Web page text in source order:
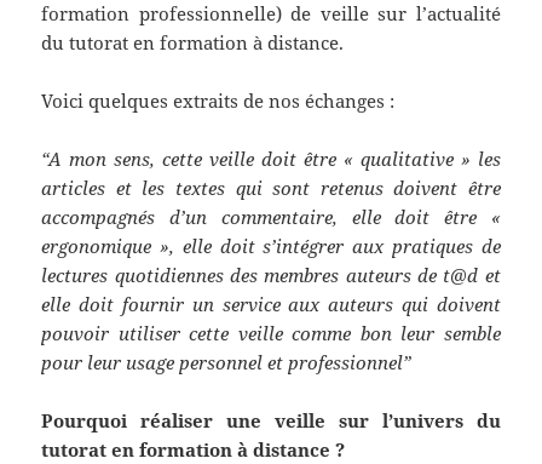
formation professionnelle) de veille sur l’actualité
du tutorat en formation à distance.
Voici quelques extraits de nos échanges :
“A mon sens, cette veille doit être « qualitative » les
articles et les textes qui sont retenus doivent être
accompagnés d’un commentaire, elle doit être «
ergonomique », elle doit s’intégrer aux pratiques de
lectures quotidiennes des membres auteurs de t@d et
elle doit fournir un service aux auteurs qui doivent
pouvoir utiliser cette veille comme bon leur semble
pour leur usage personnel et professionnel”
Pourquoi réaliser une veille sur l’univers du
tutorat en formation à distance ?